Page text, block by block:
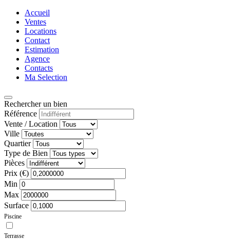
Accueil
Ventes
Locations
Contact
Estimation
Agence
Contacts
Ma Selection
Rechercher un bien
Référence
Vente / Location
Ville
Quartier
Type de Bien
Pièces
Prix (€)
Min
Max
Surface
Piscine
Terrasse